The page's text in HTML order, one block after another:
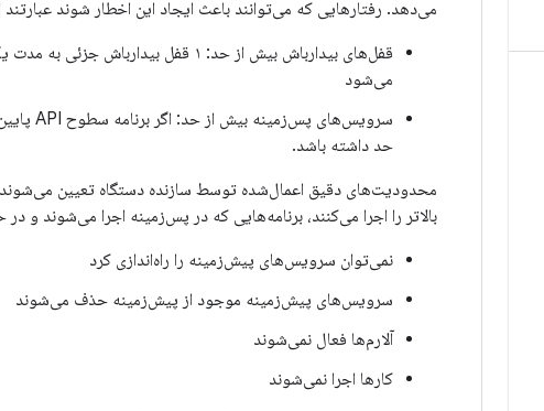
می‌دهد. رفتارهایی که می‌توانند باعث ایجاد این اخطار شوند عبارتند
قفل‌های بیدارباش بیش از حد: ۱ قفل
می‌شود
حد داشته باشد.
بالاتر را اجرا می‌کنند، برنامه‌هایی که در پس‌زمینه اجرا می‌شوند و
نمی‌توان سرویس‌های پیش‌زمینه را راه‌اندازی کرد
سرویس‌های پیش‌زمینه موجود از پیش‌زمینه حذف می‌شوند
آلارم‌ها فعال نمی‌شوند
کارها اجرا نمی‌شوند